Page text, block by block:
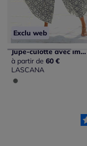
Exclu web
Jupe-culotte avec imprimé géométrique et jambes extra-larges
à partir de 60 €
LASCANA